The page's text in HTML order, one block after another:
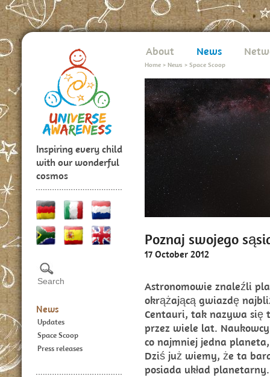
Inspiring every child
with our wonderful
cosmos
News
Updates
Space Scoop
Press releases
About News
Home > News > Space Scoop
Poznaj swojego
17 October 2012
Astronomowie znaleźli
okrążającą gwiazdę
Centauri, tak nazywa się
przez wiele lat.
co najmniej jedna
Dziś już wiemy, że ta
posiada układ planetarny.